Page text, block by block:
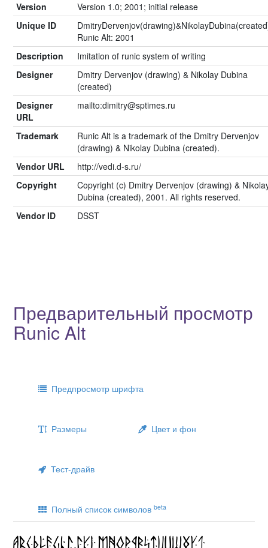
Version
Version 1.0; 2001; initial release
Unique ID
Runic Alt: 2001
Description
Imitation of runic system of writing
Designer
Dmitry Dervenjov (drawing) & Nikolay Dubina
(created)
Designer
URL
mailto:dimitry@sptimes.ru
Trademark
Runic Alt is a trademark of the Dmitry Dervenjov
(drawing) & Nikolay Dubina (created).
Vendor URL
http://vedi.d-s.ru/
Copyright
Copyright (c) Dmitry Dervenjov (drawing) &
Dubina (created), 2001. All rights reserved.
Vendor ID
DSST
Предварительный просмотр
Runic Alt
Предпросмотр шрифта
Размеры Цвет и фон
Тест-драйв
Полный список символов beta